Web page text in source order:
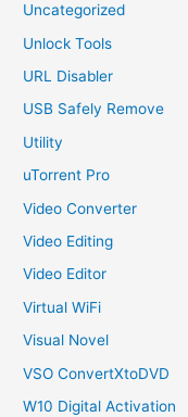
Uncategorized
Unlock Tools
URL Disabler
USB Safely Remove
Utility
uTorrent Pro
Video Converter
Video Editing
Video Editor
Virtual WiFi
Visual Novel
VSO ConvertXtoDVD
W10 Digital Activation